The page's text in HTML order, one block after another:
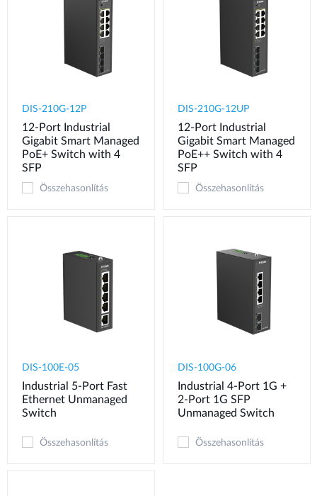
DIS-210G-12P
12-Port Industrial
Gigabit Smart Managed
PoE+ Switch with 4
SFP
Összehasonlítás
DIS-210G-12UP
12-Port Industrial
Gigabit Smart Managed
PoE++ Switch with 4
SFP
Összehasonlítás
DIS-100E-05
Industrial 5-Port Fast
Ethernet Unmanaged
Switch
Összehasonlítás
DIS-100G-06
Industrial 4-Port 1G +
2-Port 1G SFP
Unmanaged Switch
Összehasonlítás